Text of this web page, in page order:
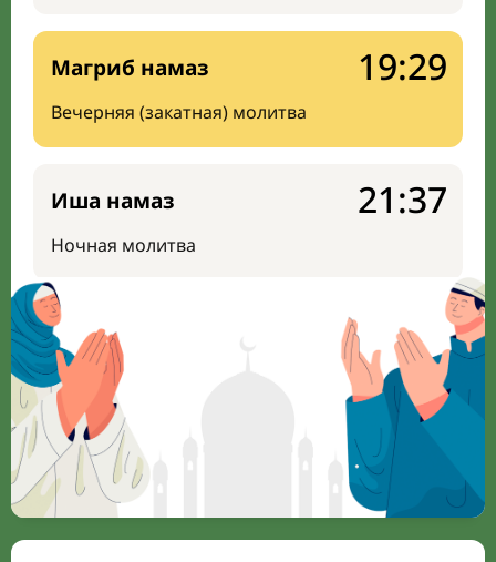
Магриб намаз
Вечерняя (закатная) молитва
19:29
Иша намаз
Ночная молитва
21:37